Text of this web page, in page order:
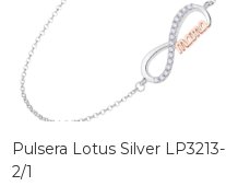
Pulsera Lotus Silver LP3213-
2/1